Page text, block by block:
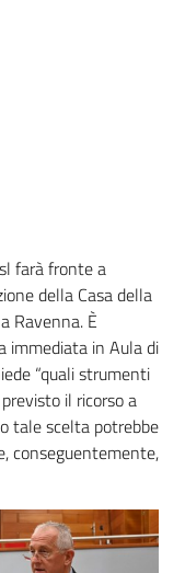
farà fronte a
della Casa della
Ravenna. È
immediata in Aula di
“quali strumenti
il ricorso a
tale scelta potrebbe
conseguentemente,